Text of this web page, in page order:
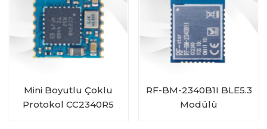
Mini Boyutlu Çoklu
Protokol CC2340R5
RF-BM-2340B1I BLE5.3
Modülü